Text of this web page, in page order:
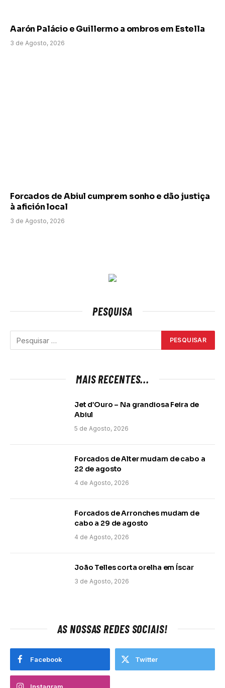
Aarón Palácio e Guillermo a ombros em Estella
3 de Agosto, 2026
Forcados de Abiul cumprem sonho e dão justiça
à afición local
3 de Agosto, 2026
PESQUISA
MAIS RECENTES...
Jet d’Ouro – Na grandiosa Feira de
Abiul
5 de Agosto, 2026
Forcados de Alter mudam de cabo a
22 de agosto
4 de Agosto, 2026
Forcados de Arronches mudam de
cabo a 29 de agosto
4 de Agosto, 2026
João Telles corta orelha em Íscar
3 de Agosto, 2026
AS NOSSAS REDES SOCIAIS!
Facebook Twitter